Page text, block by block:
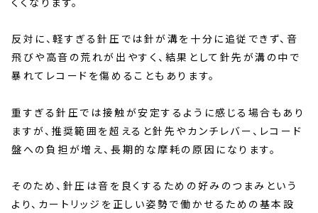
反対に、軽すぎる針圧では針が溝を十分に追従できず、音
飛びや高音の荒れが出やすく、結果として針先が溝の中で
暴れてレコードを傷めることもあります。
重すぎる針圧では接触が安定するように感じる場合もあり
ますが、推奨範囲を超えると針先やカンチレバー、レコード
盤への負担が増え、長期的な摩耗の原因になります。
そのため、針圧は音を良くするための好みのつまみという
より、カートリッジを正しい姿勢で働かせるための基本設